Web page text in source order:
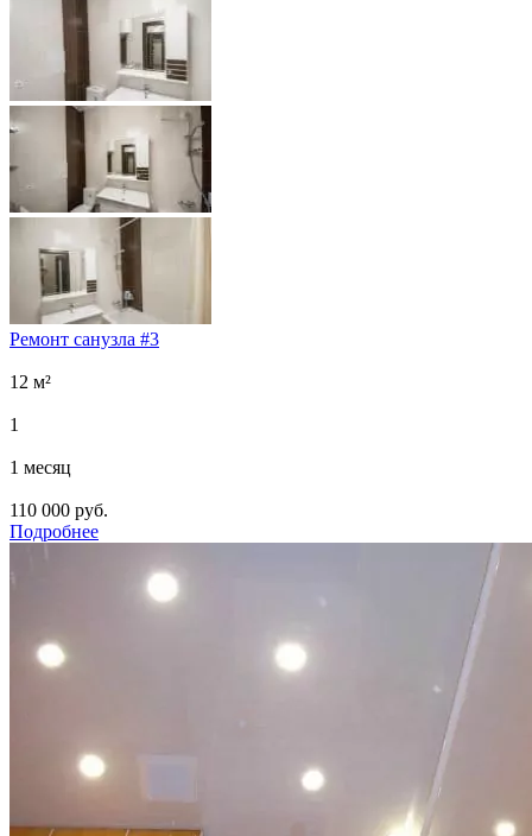
Ремонт санузла #3
12 м²
1
1 месяц
110 000 руб.
Подробнее